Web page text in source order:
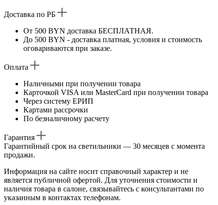
Доставка по РБ
От 500 BYN доставка БЕСПЛАТНАЯ.
До 500 BYN - доставка платная, условия и стоимость
оговариваются при заказе.
Оплата
Наличными при получении товара
Карточкой VISA или MasterCard при получении товара
Через систему ЕРИП
Картами рассрочки
По безналичному расчету
Гарантия
Гарантийный срок на светильники — 30 месяцев с момента
продажи.
Информация на сайте носит справочный характер и не
является публичной офертой. Для уточнения стоимости и
наличия товара в салоне, связывайтесь с консультантами по
указанным в контактах телефонам.